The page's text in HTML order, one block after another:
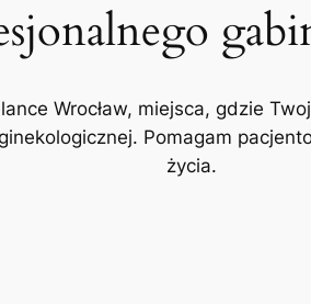
Wrocław, miejsca, gdzie
Pomagam
życia.